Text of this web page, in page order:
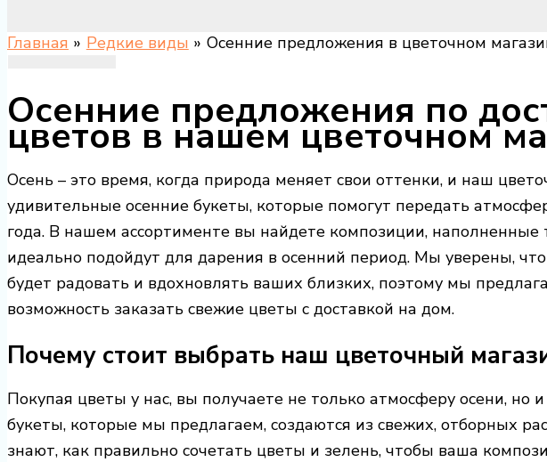
Главная Редкие виды Осенние предложения в цветочном
Осенние предложения по
цветов в нашем цветочном
Осень – это время, когда природа меняет свои оттенки, и наш
удивительные осенние букеты, которые помогут передать
года. В нашем ассортименте вы найдете композиции,
идеально подойдут для дарения в осенний период. Мы уверены,
будет радовать и вдохновлять ваших близких, поэтому мы
возможность заказать свежие цветы с доставкой на дом.
Почему стоит выбрать наш цветочный
Покупая цветы у нас, вы получаете не только атмосферу осени, но
букеты, которые мы предлагаем, создаются из свежих, отборных
знают, как правильно сочетать цветы и зелень, чтобы ваша